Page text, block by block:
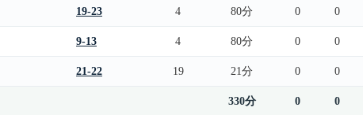
19-23 4 80分 0 0
9-13 4 80分 0 0
21-22 19 21分 0 0
330分 0 0